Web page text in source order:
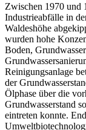
Zwischen 1970 und
Industrieabfälle in
Waldeshöhe
wurden hohe
Boden,
Reinigungsanlage
der
Ölphase über die
Grundwasserstand
eintreten konnte.